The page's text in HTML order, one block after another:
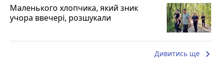
Маленького хлопчика, який зник
учора ввечері, розшукали
Дивитись ще keyboard_arrow_right